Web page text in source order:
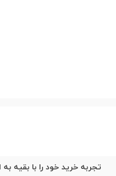
تجربه خرید خود را با بقیه به